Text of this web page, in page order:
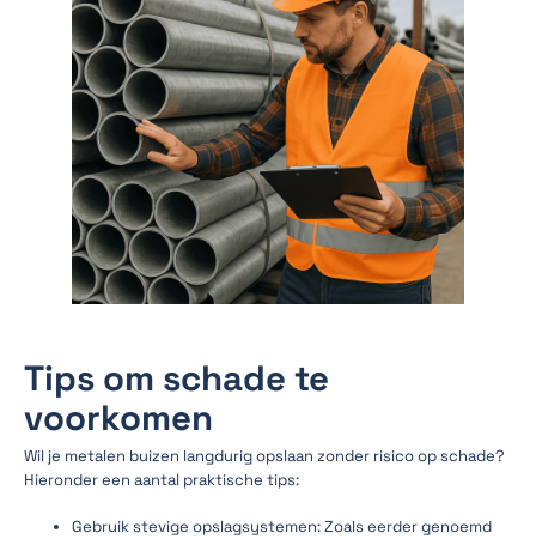
Tips om schade te
voorkomen
Wil je metalen buizen langdurig opslaan zonder risico op schade?
Hieronder een aantal praktische tips:
Gebruik stevige opslagsystemen: Zoals eerder genoemd